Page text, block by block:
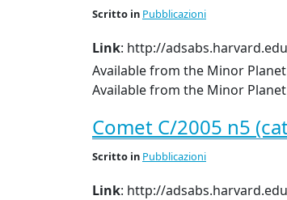
Scritto in Pubblicazioni
Link: http://
Available from the Minor Planet
Available from the Minor Planet
Comet C/2005 n5
Scritto in Pubblicazioni
Link: http://